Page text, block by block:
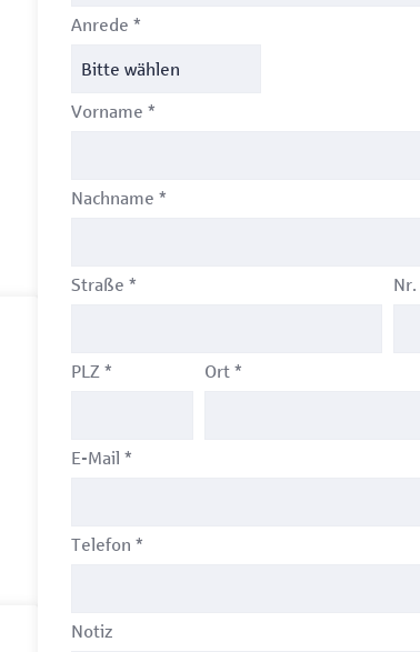
Anrede*
Vorname*
Nachname*
Straße* Nr.
PLZ* Ort *
E-Mail*
Telefon*
Notiz